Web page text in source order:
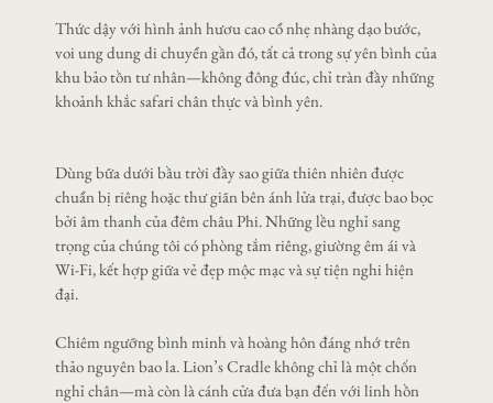
Thức dậy với hình ảnh hươu cao cổ nhẹ nhàng dạo bước,
voi ung dung di chuyển gần đó, tất cả trong sự yên bình của
khu bảo tồn tư nhân—không đông đúc, chỉ tràn đầy những
khoảnh khắc safari chân thực và bình yên.
Dùng bữa dưới bầu trời đầy sao giữa thiên nhiên được
chuẩn bị riêng hoặc thư giãn bên ánh lửa trại, được bao bọc
bởi âm thanh của đêm châu Phi. Những lều nghỉ sang
trọng của chúng tôi có phòng tắm riêng, giường êm ái và
Wi-Fi, kết hợp giữa vẻ đẹp mộc mạc và sự tiện nghi hiện
đại.
Chiêm ngưỡng bình minh và hoàng hôn đáng nhớ trên
thảo nguyên bao la. Lion’s Cradle không chỉ là một chốn
nghỉ chân—mà còn là cánh cửa đưa bạn đến với linh hồn